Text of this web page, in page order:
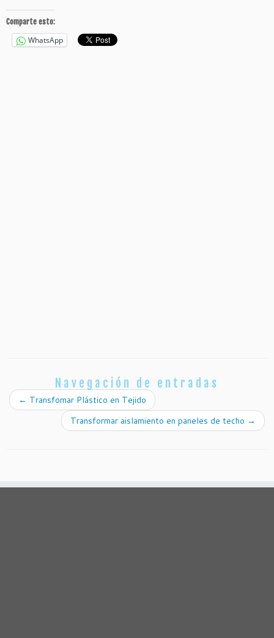
Comparte esto:
WhatsApp
Navegación de entradas
← Transfomar Plástico en Tejido
Transformar aislamiento en paneles de techo →